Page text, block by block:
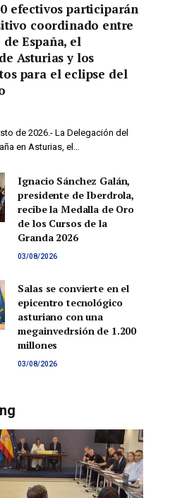
efectivos participarán
coordinado entre
España, el
Asturias y los
para el eclipse del
de 2026.- La Delegación del
en Asturias, el…
Ignacio Sánchez Galán,
presidente de Iberdrola,
recibe la Medalla de Oro
de los Cursos de la
Granda 2026
03/08/2026
Salas se convierte en el
epicentro tecnológico
asturiano con una
megainvedrsión de 1.200
millones
03/08/2026